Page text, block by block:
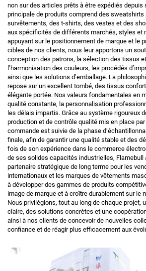
non sur des articles prêts à être expédiés depuis
principale de produits comprend des sweatshirts
survêtements, des t-shirts, des vestes et des
aux spécificités de différents marchés, styles et
appuyant sur le positionnement de marque et le
cibles de nos clients, nous leur apportons un
conception des patrons, la sélection des tissus
l’harmonisation des couleurs, les procédés
ainsi que les solutions d’emballage. La
repose sur un excellent tombé, des tissus
élégante portée. Nos valeurs fondamentales en
qualité constante, la personnalisation
les délais impartis. Grâce au système rigoureux
production et de contrôle qualité mis en place
commande est suivie de la phase
finale, afin de garantir une qualité stable et des
fois de son expérience dans le commerce
de ses solides capacités industrielles, Flamebull
partenaire stratégique de long terme pour les
internationaux et les marques de vêtements
à développer des gammes de produits
image de marque et à croître durablement sur le
Nous privilégions, tout au long de chaque projet,
claire, des solutions concrètes et une
ainsi à nos clients de concevoir de nouvelles
confiance et de réagir plus efficacement aux